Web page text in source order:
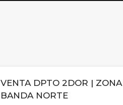
VENTA DPTO 2DOR | ZONA
BANDA NORTE